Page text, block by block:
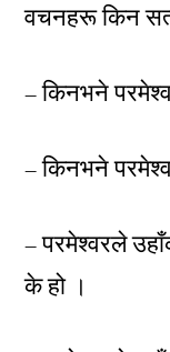
वचनहरू किन
– किनभने
– किनभने
– परमेश्वरले
के हो ।